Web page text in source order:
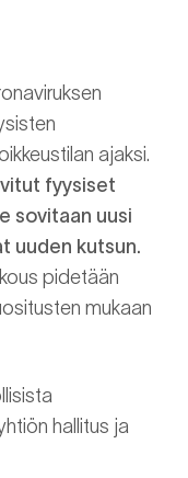
ajaksi.
fyysiset
sovitaan uusi
uuden kutsun.
pidetään
mukaan
hallitus ja